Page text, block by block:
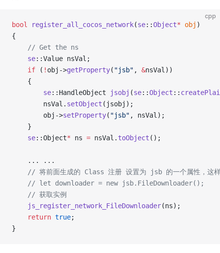
cpp
bool register_all_cocos_network(se::Object* obj )
{
    // Get the ns
    se
::Value nsVal;
    if
( ! obj->getProperty( "jsb" , &nsVal))
    {
        se
::HandleObject jsobj (se::Object ::
        nsVal.
setObject (jsobj);
        obj->
setProperty( "jsb" , nsVal);
    }
    se
::Object* ns = nsVal. toObject ();
    ... ...
// 将前面生成的 Class 注册 设置为 jsb 的一个属性，这
    // let downloader = new jsb.FileDownloader();
    // 获取实例
    js_register_network_FileDownloader
(ns);
    return
true;
}